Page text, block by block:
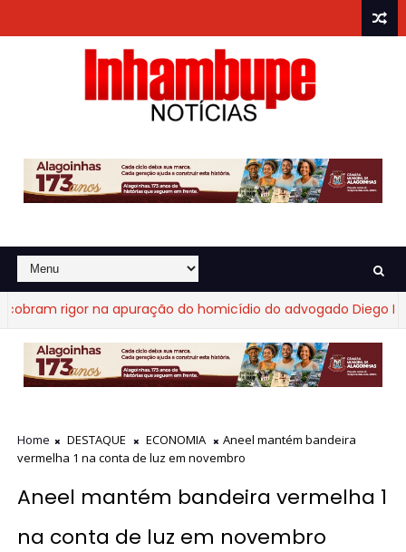
rigor na apuração do homicídio do advogado Diego
Home DESTAQUE ECONOMIA
Aneel mantém bandeira
vermelha 1 na conta de luz em novembro
Aneel mantém bandeira vermelha 1
na conta de luz em novembro